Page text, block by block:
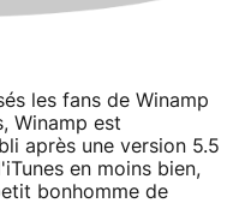
les fans de Winamp
Winamp est
après une version 5.5
en moins bien,
bonhomme de